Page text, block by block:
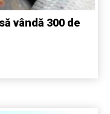
vândă 300 de